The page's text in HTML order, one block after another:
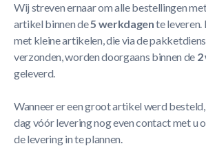
Wij streven ernaar om alle bestellingen
artikel binnen de5 werkdagente leveren.
met kleine artikelen, die via de
verzonden, worden doorgaans binnen de 2
geleverd.
Wanneer er een groot artikel werd
dag vóór levering nog even contact met u
de levering in te plannen.